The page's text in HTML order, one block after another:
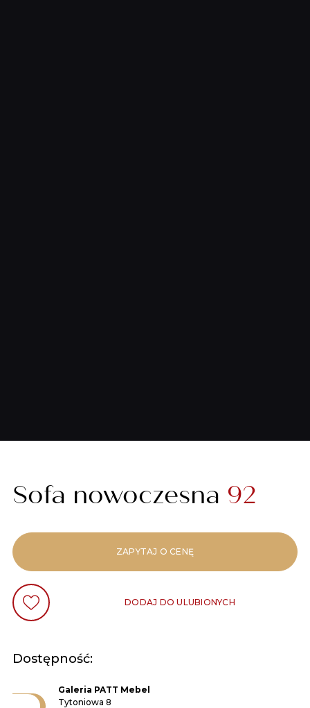
Sofa nowoczesna 92
ZAPYTAJ O CENĘ
DODAJ DO ULUBIONYCH
Dostępność:
Galeria PATT Mebel
Tytoniowa 8